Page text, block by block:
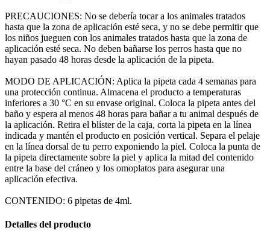
PRECAUCIONES: No se debería tocar a los animales tratados
hasta que la zona de aplicación esté seca, y no se debe permitir que
los niños jueguen con los animales tratados hasta que la zona de
aplicación esté seca. No deben bañarse los perros hasta que no
hayan pasado 48 horas desde la aplicación de la pipeta.
MODO DE APLICACIÓN: Aplica la pipeta cada 4 semanas para
una protección continua. Almacena el producto a temperaturas
inferiores a 30 °C en su envase original. Coloca la pipeta antes del
baño y espera al menos 48 horas para bañar a tu animal después de
la aplicación. Retira el blíster de la caja, corta la pipeta en la línea
indicada y mantén el producto en posición vertical. Separa el pelaje
en la línea dorsal de tu perro exponiendo la piel. Coloca la punta de
la pipeta directamente sobre la piel y aplica la mitad del contenido
entre la base del cráneo y los omoplatos para asegurar una
aplicación efectiva.
CONTENIDO: 6 pipetas de 4ml.
Detalles del producto